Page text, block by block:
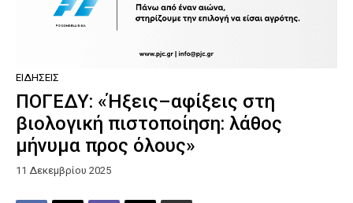
ΕΙΔΉΣΕΙΣ
ΠΟΓΕΔΥ: «Ήξεις–αφίξεις στη
βιολογική πιστοποίηση: λάθος
μήνυμα προς όλους»
11 Δεκεμβρίου 2025